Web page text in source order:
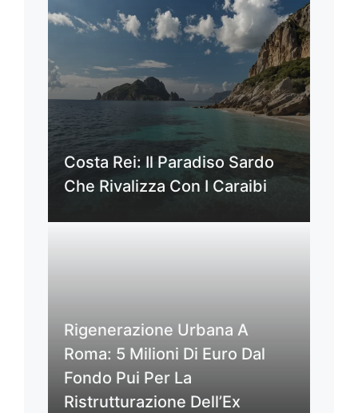
Costa Rei: Il Paradiso Sardo
Che Rivalizza Con I Caraibi
Rigenerazione Urbana A
Roma: 5 Milioni Di Euro Dal
Fondo Pui Per La
Ristrutturazione Dell’Ex